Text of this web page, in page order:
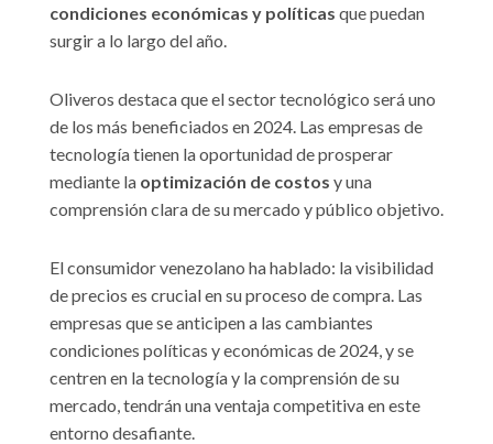
condiciones económicas y políticas que puedan
surgir a lo largo del año.
Oliveros destaca que el sector tecnológico será uno
de los más beneficiados en 2024. Las empresas de
tecnología tienen la oportunidad de prosperar
mediante la optimización de costos y una
comprensión clara de su mercado y público objetivo.
El consumidor venezolano ha hablado: la visibilidad
de precios es crucial en su proceso de compra. Las
empresas que se anticipen a las cambiantes
condiciones políticas y económicas de 2024, y se
centren en la tecnología y la comprensión de su
mercado, tendrán una ventaja competitiva en este
entorno desafiante.